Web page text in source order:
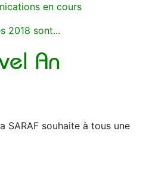
en cours
2018 sont...
An
SARAF souhaite à tous une